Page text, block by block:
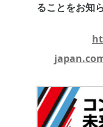
ることをお知